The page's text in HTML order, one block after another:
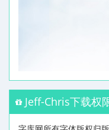
Jeff-Chris下载权